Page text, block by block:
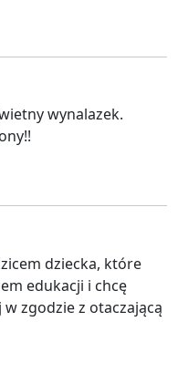
wynalazek.
dziecka, które
edukacji i chcę
zgodzie z otaczającą